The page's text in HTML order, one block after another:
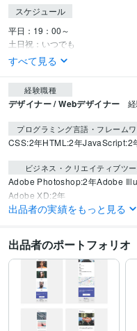
スケジュール
平日：19：00～
土日祝：いつでも
すべて見る
経験職種
デザイナー / Webデザイナー
プログラミング言語・フレーム
CSS:2年HTML:2年JavaScript:2
ビジネス・クリエイティブツ
Adobe Photoshop:2年Adobe
Adobe XD:2年
出品者の実績をもっと見る
出品者のポートフォリオ